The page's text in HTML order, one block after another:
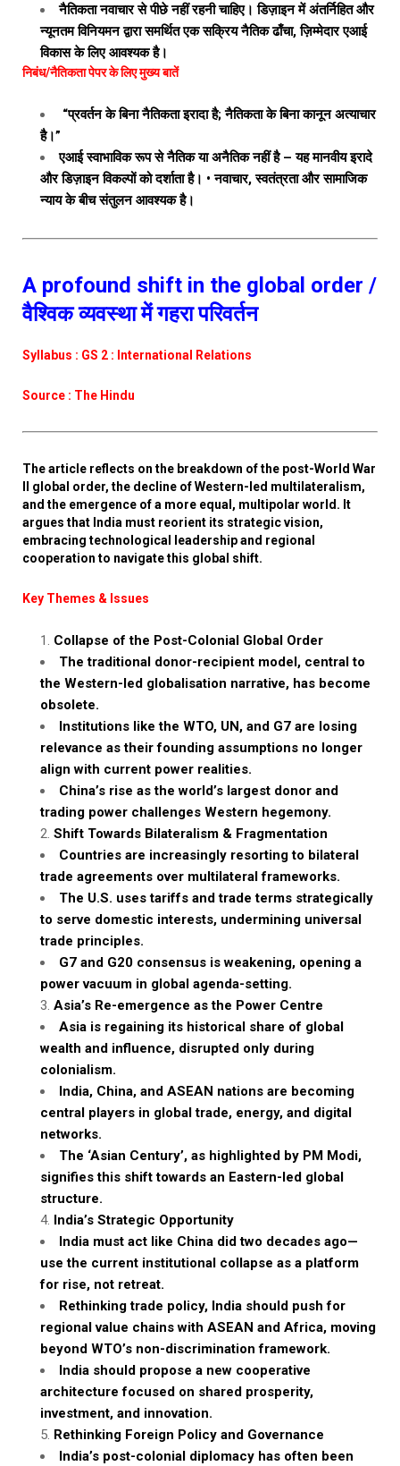
नैतिकता नवाचार से पीछे नहीं रहनी चाहिए। डिज़ाइन में अंतर्निहित और
न्यूनतम विनियमन द्वारा समर्थित एक सक्रिय नैतिक ढाँचा, ज़िम्मेदार एआई
विकास के लिए आवश्यक है।
निबंध/नैतिकता पेपर के लिए मुख्य बातें
“प्रवर्तन के बिना नैतिकता इरादा है; नैतिकता के बिना कानून अत्याचार
है।”
एआई स्वाभाविक रूप से नैतिक या अनैतिक नहीं है – यह मानवीय इरादे
और डिज़ाइन विकल्पों को दर्शाता है। • नवाचार, स्वतंत्रता और सामाजिक
न्याय के बीच संतुलन आवश्यक है।
A profound shift in the global order /
वैश्विक व्यवस्था में गहरा परिवर्तन
Syllabus : GS 2 : International Relations
Source : The Hindu
The article reflects on the breakdown of the post-World War
II global order, the decline of Western-led multilateralism,
and the emergence of a more equal, multipolar world. It
argues that India must reorient its strategic vision,
embracing technological leadership and regional
cooperation to navigate this global shift.
Key Themes & Issues
Collapse of the Post-Colonial Global Order
The traditional donor-recipient model, central to
the Western-led globalisation narrative, has become
obsolete.
Institutions like the WTO, UN, and G7 are losing
relevance as their founding assumptions no longer
align with current power realities.
China’s rise as the world’s largest donor and
trading power challenges Western hegemony.
Shift Towards Bilateralism & Fragmentation
Countries are increasingly resorting to bilateral
trade agreements over multilateral frameworks.
The U.S. uses tariffs and trade terms strategically
to serve domestic interests, undermining universal
trade principles.
G7 and G20 consensus is weakening, opening a
power vacuum in global agenda-setting.
Asia’s Re-emergence as the Power Centre
Asia is regaining its historical share of global
wealth and influence, disrupted only during
colonialism.
India, China, and ASEAN nations are becoming
central players in global trade, energy, and digital
networks.
The ‘Asian Century’, as highlighted by PM Modi,
signifies this shift towards an Eastern-led global
structure.
India’s Strategic Opportunity
India must act like China did two decades ago—
use the current institutional collapse as a platform
for rise, not retreat.
Rethinking trade policy, India should push for
regional value chains with ASEAN and Africa, moving
beyond WTO’s non-discrimination framework.
India should propose a new cooperative
architecture focused on shared prosperity,
investment, and innovation.
Rethinking Foreign Policy and Governance
India’s post-colonial diplomacy has often been